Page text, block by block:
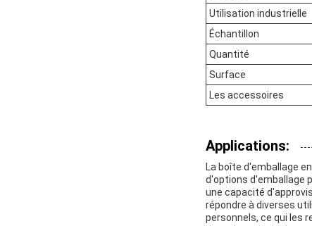
Utilisation industrielle
Échantillon
Quantité
Surface
Les accessoires
Applications:
La boîte d'emballage
d'options d'emballage
une capacité
répondre à diverses
personnels, ce qui les